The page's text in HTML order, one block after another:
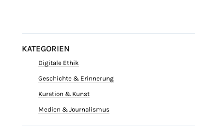
KATEGORIEN
Digitale Ethik
Geschichte & Erinnerung
Kuration & Kunst
Medien & Journalismus